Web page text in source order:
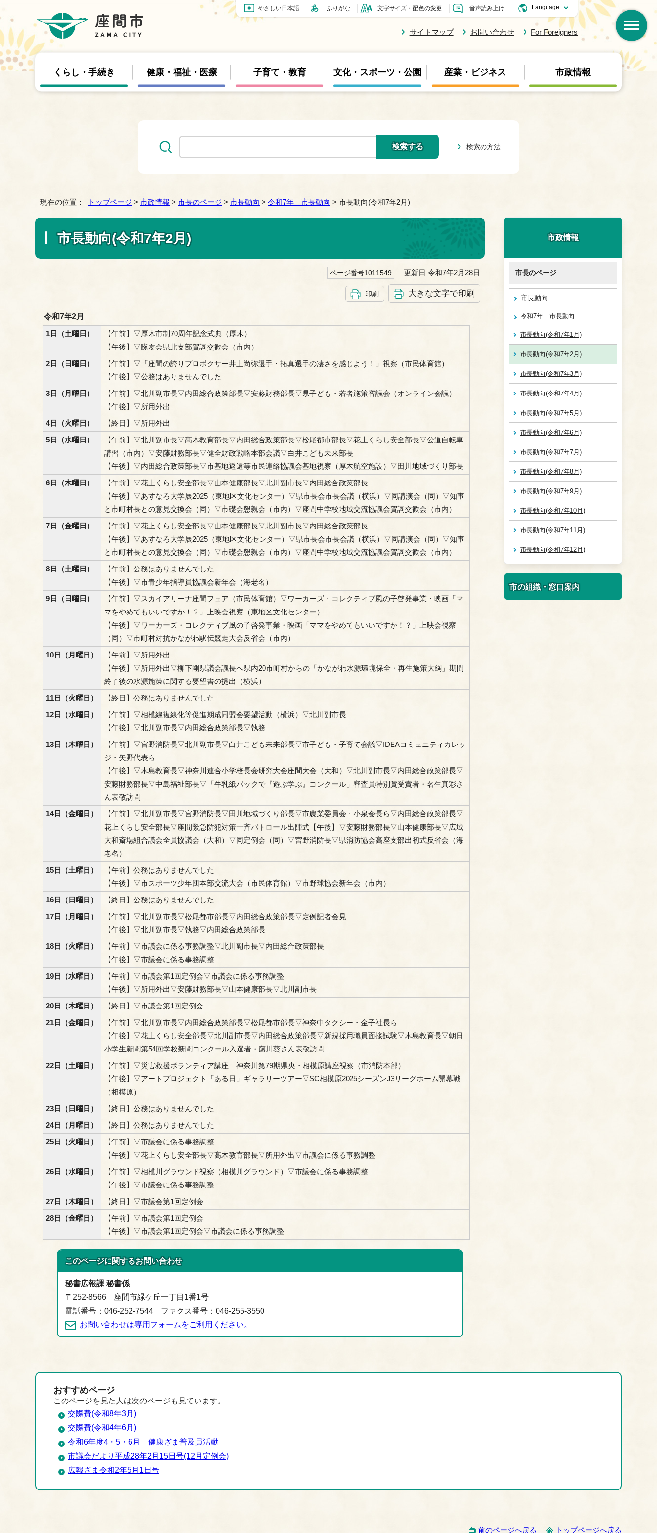
やさしい日本語 ふりがな 文字サイズ・配色の変更 音声読み上げ
サイトマップ お問い合わせ For Foreigners
くらし・手続き 健康・福祉・医療 子育て・教育 文化・スポーツ・公園 産業・ビジネス 市政情報
検索の方法
現在の位置： トップページ > 市政情報 > 市長のページ > 市長動向 > 令和7年 市長動向 > 市長動向(令和7年2月)
市長動向(令和7年2月)
ページ番号1011549 更新日 令和7年2月28日
印刷 大きな文字で印刷
令和7年2月
1日（土曜日）
【午前】▽厚木市制70周年記念式典（厚木）
【午後】▽隊友会県北支部賀詞交歓会（市内）
2日（日曜日）
【午前】▽「座間の誇りプロボクサー井上尚弥選手・拓真選手の凄さを感じよう！」視察（市民体育館）
【午後】▽公務はありませんでした
3日（月曜日）
【午前】▽北川副市長▽内田総合政策部長▽安藤財務部長▽県子ども・若者施策審議会（オンライン会議）
【午後】▽所用外出
4日（火曜日）
【終日】▽所用外出
5日（水曜日）
【午前】▽北川副市長▽髙木教育部長▽内田総合政策部長▽松尾都市部長▽花上くらし安全部長▽公道自転車
講習（市内）▽安藤財務部長▽健全財政戦略本部会議▽白井こども未来部長
【午後】▽内田総合政策部長▽市基地返還等市民連絡協議会基地視察（厚木航空施設）▽田川地域づくり部長
6日（木曜日）
【午前】▽花上くらし安全部長▽山本健康部長▽北川副市長▽内田総合政策部長
【午後】▽あすなろ大学展2025（東地区文化センター）▽県市長会市長会議（横浜）▽同講演会（同）▽知事
と市町村長との意見交換会（同）▽市礎会懇親会（市内）▽座間中学校地域交流協議会賀詞交歓会（市内）
7日（金曜日）
【午前】▽花上くらし安全部長▽山本健康部長▽北川副市長▽内田総合政策部長
【午後】▽あすなろ大学展2025（東地区文化センター）▽県市長会市長会議（横浜）▽同講演会（同）▽知事
と市町村長との意見交換会（同）▽市礎会懇親会（市内）▽座間中学校地域交流協議会賀詞交歓会（市内）
8日（土曜日）
【午前】公務はありませんでした
【午後】▽市青少年指導員協議会新年会（海老名）
9日（日曜日）
【午前】▽スカイアリーナ座間フェア（市民体育館）▽ワーカーズ・コレクティブ風の子啓発事業・映画「マ
マをやめてもいいですか！？」上映会視察（東地区文化センター）
【午後】▽ワーカーズ・コレクティブ風の子啓発事業・映画「ママをやめてもいいですか！？」上映会視察
（同）▽市町村対抗かながわ駅伝競走大会反省会（市内）
10日（月曜日）
【午前】▽所用外出
【午後】▽所用外出▽柳下剛県議会議長へ県内20市町村からの「かながわ水源環境保全・再生施策大綱」期間
終了後の水源施策に関する要望書の提出（横浜）
11日（火曜日）
【終日】公務はありませんでした
12日（水曜日）
【午前】▽相模線複線化等促進期成同盟会要望活動（横浜）▽北川副市長
【午後】▽北川副市長▽内田総合政策部長▽執務
13日（木曜日）
【午前】▽宮野消防長▽北川副市長▽白井こども未来部長▽市子ども・子育て会議▽IDEAコミュニティカレッ
ジ・矢野代表ら
【午後】▽木島教育長▽神奈川連合小学校長会研究大会座間大会（大和）▽北川副市長▽内田総合政策部長▽
安藤財務部長▽中島福祉部長▽「牛乳紙パックで『遊ぶ学ぶ』コンクール」審査員特別賞受賞者・名生真彩さ
ん表敬訪問
14日（金曜日）
【午前】▽北川副市長▽宮野消防長▽田川地域づくり部長▽市農業委員会・小泉会長ら▽内田総合政策部長▽
花上くらし安全部長▽座間緊急防犯対策一斉パトロール出陣式【午後】▽安藤財務部長▽山本健康部長▽広域
大和斎場組合議会全員協議会（大和）▽同定例会（同）▽宮野消防長▽県消防協会高座支部出初式反省会（海
老名）
15日（土曜日）
【午前】公務はありませんでした
【午後】▽市スポーツ少年団本部交流大会（市民体育館）▽市野球協会新年会（市内）
16日（日曜日）
【終日】公務はありませんでした
17日（月曜日）
【午前】▽北川副市長▽松尾都市部長▽内田総合政策部長▽定例記者会見
【午後】▽北川副市長▽執務▽内田総合政策部長
18日（火曜日）
【午前】▽市議会に係る事務調整▽北川副市長▽内田総合政策部長
【午後】▽市議会に係る事務調整
19日（水曜日）
【午前】▽市議会第1回定例会▽市議会に係る事務調整
【午後】▽所用外出▽安藤財務部長▽山本健康部長▽北川副市長
20日（木曜日）
【終日】▽市議会第1回定例会
21日（金曜日）
【午前】▽北川副市長▽内田総合政策部長▽松尾都市部長▽神奈中タクシー・金子社長ら
【午後】▽花上くらし安全部長▽北川副市長▽内田総合政策部長▽新規採用職員面接試験▽木島教育長▽朝日
小学生新聞第54回学校新聞コンクール入選者・藤川葵さん表敬訪問
22日（土曜日）
【午前】▽災害救援ボランティア講座 神奈川第79期県央・相模原講座視察（市消防本部）
【午後】▽アートプロジェクト「ある日」ギャラリーツアー▽SC相模原2025シーズンJ3リーグホーム開幕戦
（相模原）
23日（日曜日）
【終日】公務はありませんでした
24日（月曜日）
【終日】公務はありませんでした
25日（火曜日）
【午前】▽市議会に係る事務調整
【午後】▽花上くらし安全部長▽髙木教育部長▽所用外出▽市議会に係る事務調整
26日（水曜日）
【午前】▽相模川グラウンド視察（相模川グラウンド）▽市議会に係る事務調整
【午後】▽市議会に係る事務調整
27日（木曜日）
【終日】▽市議会第1回定例会
28日（金曜日）
【午前】▽市議会第1回定例会
【午後】▽市議会第1回定例会▽市議会に係る事務調整
このページに関するお問い合わせ
秘書広報課 秘書係
〒252-8566 座間市緑ケ丘一丁目1番1号
電話番号：046-252-7544 ファクス番号：046-255-3550
お問い合わせは専用フォームをご利用ください。
市政情報
市長のページ
市長動向
令和7年 市長動向
市長動向(令和7年1月)
市長動向(令和7年2月)
市長動向(令和7年3月)
市長動向(令和7年4月)
市長動向(令和7年5月)
市長動向(令和7年6月)
市長動向(令和7年7月)
市長動向(令和7年8月)
市長動向(令和7年9月)
市長動向(令和7年10月)
市長動向(令和7年11月)
市長動向(令和7年12月)
市の組織・窓口案内
おすすめページ
このページを見た人は次のページも見ています。
交際費(令和8年3月)
交際費(令和4年6月)
令和6年度4・5・6月 健康ざま普及員活動
市議会だより平成28年2月15日号(12月定例会)
広報ざま令和2年5月1日号
前のページへ戻る トップページへ戻る